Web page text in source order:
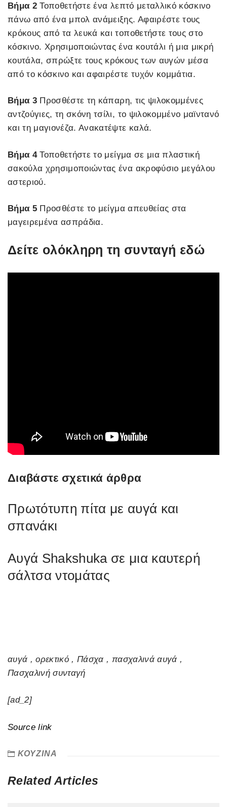
Βήμα 2 Τοποθετήστε ένα λεπτό μεταλλικό κόσκινο
πάνω από ένα μπολ ανάμειξης. Αφαιρέστε τους
κρόκους από τα λευκά και τοποθετήστε τους στο
κόσκινο. Χρησιμοποιώντας ένα κουτάλι ή μια μικρή
κουτάλα, σπρώξτε τους κρόκους των αυγών μέσα
από το κόσκινο και αφαιρέστε τυχόν κομμάτια.
Βήμα 3 Προσθέστε τη κάπαρη, τις ψιλοκομμένες
αντζούγιες, τη σκόνη τσίλι, το ψιλοκομμένο μαϊντανό
και τη μαγιονέζα. Ανακατέψτε καλά.
Βήμα 4Τοποθετήστε το μείγμα σε μια πλαστική
σακούλα χρησιμοποιώντας ένα ακροφύσιο μεγάλου
αστεριού.
Βήμα 5 Προσθέστε το μείγμα απευθείας στα
μαγειρεμένα ασπράδια.
Δείτε ολόκληρη τη συνταγή εδώ
Διαβάστε σχετικά άρθρα
Πρωτότυπη πίτα με αυγά και
σπανάκι
Αυγά Shakshuka σε μια καυτερή
σάλτσα ντομάτας
αυγά , ορεκτικό , Πάσχα , πασχαλινά αυγά ,
Πασχαλινή συνταγή
[ad_2]
Source link
ΚΟΥΖΙΝΑ
Related Articles